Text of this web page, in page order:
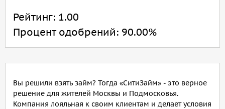
Рейтинг: 1.00
Процент одобрений: 90.00%
Вы решили взять займ? Тогда «СитиЗайм» - это верное
решение для жителей Москвы и Подмосковья.
Компания лояльная к своим клиентам и делает условия